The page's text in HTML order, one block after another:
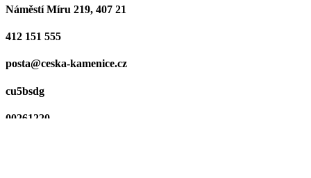
Náměstí Míru 219, 407 21
412 151 555
posta@ceska-kamenice.cz
cu5bsdg
00261220